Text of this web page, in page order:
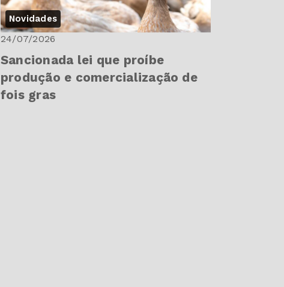
Novidades
24/07/2026
Sancionada lei que proíbe
produção e comercialização de
fois gras